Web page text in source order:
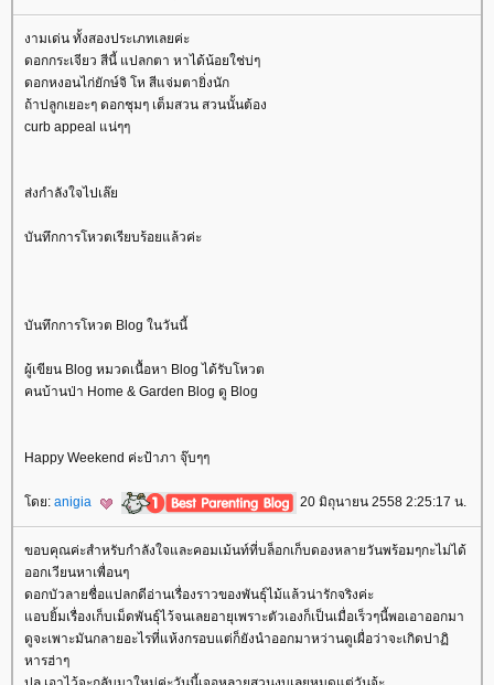
งามเด่น ทั้งสองประเภทเลยค่ะ
ดอกกระเจียว สีนี้ แปลกตา หาได้น้อยใช่บ่ๆ
ดอกหงอนไก่ยักษ์จิ โห สีแจ่มตายิ่งนัก
ถ้าปลูกเยอะๆ ดอกชุมๆ เต็มสวน สวนนั้นต้อง
curb appeal แน่ๆๆ
ส่งกำลังใจไปเล๊
บันทึกการโหวตเรียบร้อยแล้วค่ะ
บันทึกการโหวต Blog ในวันนี้
ผู้เขียน Blog หมวดเนื้อหา Blog ได้รับโหวต
คนบ้านป่า Home & Garden Blog ดู Blog
Happy Weekend ค่ะป้าภา จุ๊บๆๆ
ดย: anigia 20 มิถุนายน 2558 2:25:17 น.
ขอบคุณค่ะสำหรับกำลังใจและคอมเม้นท์ที่บล็อกเก็บดองหลายวันพร้อมๆกะไม่ได้
ออกเวียนหาเพื่อนๆ
ดอกบัวลายชื่อแปลกดีอ่านเรื่องราวของพันธุ์ไม้แล้วน่ารักจริงค่ะ
อบยิ้มเรื่องเก็บเม็ดพันธุ์ไว้จนเลยอายุเพราะตัวเองก็เป็นเมื่อเร็วๆนี้พอเอาออกมา
ดูจะเพาะมันกลายอะไรที่แห้งกรอบแต่ก็ยังนำออกมาหว่านดูเผื่อว่าจะเกิดปาฏิ
หารฮ่าๆ